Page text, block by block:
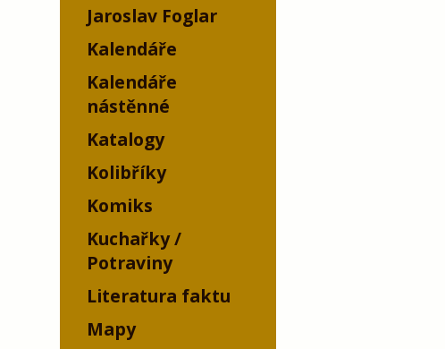
Jaroslav Foglar
Kalendáře
Kalendáře
nástěnné
Katalogy
Kolibříky
Komiks
Kuchařky /
Potraviny
Literatura faktu
Mapy